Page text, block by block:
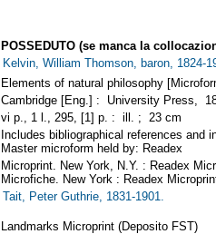
POSSEDUTO (se manca la
Kelvin, William Thomson, baron, 1824-
Elements of natural philosophy
Cambridge [Eng.] : University Press,
vi p., 1 l., 295, [1] p. : ill. ; 23 cm
Includes bibliographical references and
Master microform held by: Readex
Microprint. New York, N.Y. : Readex
Microfiche. New York : Readex
Tait, Peter Guthrie, 1831-1901.
Landmarks Microprint (Deposito FST)